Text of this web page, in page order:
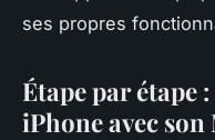
ses propres
Étape par étape
iPhone avec son